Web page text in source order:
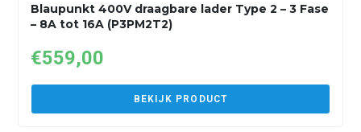
Blaupunkt 400V draagbare lader Type 2 – 3 Fase
– 8A tot 16A (P3PM2T2)
€559,00
BEKIJK PRODUCT